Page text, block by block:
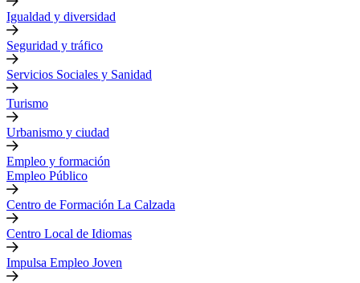
Igualdad y diversidad
Seguridad y tráfico
Servicios Sociales y Sanidad
Turismo
Urbanismo y ciudad
Empleo y formación
Empleo Público
Centro de Formación La Calzada
Centro Local de Idiomas
Impulsa Empleo Joven